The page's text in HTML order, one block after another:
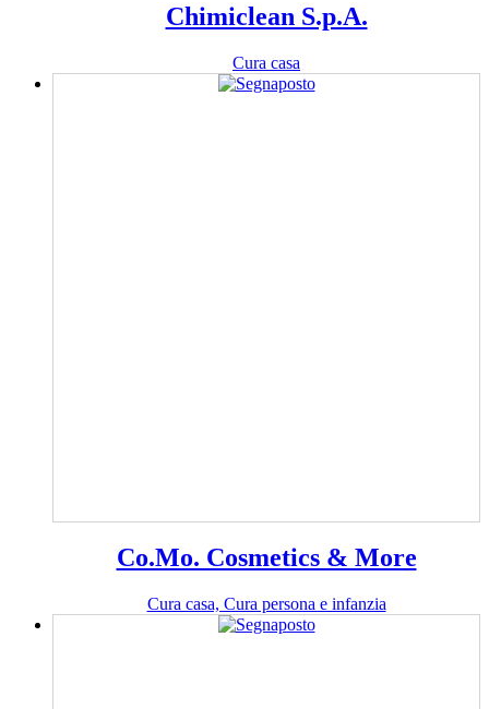
Chimiclean S.p.A.
Cura casa
Co.Mo. Cosmetics & More
Cura casa, Cura persona e infanzia